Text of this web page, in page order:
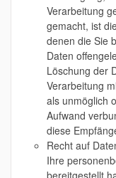
Verarbeitung
gemacht, ist
denen die Sie
Daten
Löschung der
Verarbeitung
als unmöglich
Aufwand
diese
Recht auf
Ihre
bereitgestellt